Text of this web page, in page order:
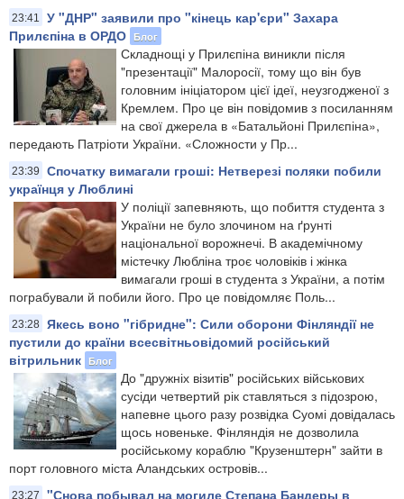
23:41
У "ДНР" заявили про "кінець кар'єри" Захара
Прилєпіна в ОРДО Блог
Складнощі у Прилєпіна виникли після
"презентації" Малоросії, тому що він був
головним ініціатором цієї ідеї, неузгодженої з
Кремлем. Про це він повідомив з посиланням
на свої джерела в «Батальйоні Прилєпіна»,
передають Патріоти України. «Сложности у Пр...
23:39
Спочатку вимагали гроші: Нетверезі поляки побили
українця у Люблині
У поліції запевняють, що побиття студента з
України не було злочином на ґрунті
національної ворожнечі. В академічному
містечку Любліна троє чоловіків і жінка
вимагали гроші в студента з України, а потім
пограбували й побили його. Про це повідомляє Поль...
23:28 Якесь воно "гібридне": Сили оборони Фінляндії не
пустили до країни всесвітньовідомий російський
вітрильник Блог
До "дружніх візитів" російських військових
сусіди четвертий рік ставляться з підозрою,
напевне цього разу розвідка Суомі довідалась
щось новеньке. Фінляндія не дозволила
російському кораблю "Крузенштерн" зайти в
порт головного міста Аландських островів...
23:27
"Снова побывал на могиле Степана Бандеры в